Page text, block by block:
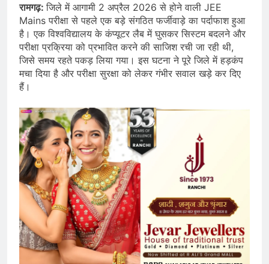
रामगढ़:जिले में आगामी 2 अप्रैल 2026 से होने वाली JEE
Mains परीक्षा से पहले एक बड़े संगठित फर्जीवाड़े का पर्दाफाश हुआ
है। एक विश्वविद्यालय के कंप्यूटर लैब में घुसकर सिस्टम बदलने और
परीक्षा प्रक्रिया को प्रभावित करने की साजिश रची जा रही थी,
जिसे समय रहते पकड़ लिया गया। इस घटना ने पूरे जिले में हड़कंप
मचा दिया है और परीक्षा सुरक्षा को लेकर गंभीर सवाल खड़े कर दिए
हैं।